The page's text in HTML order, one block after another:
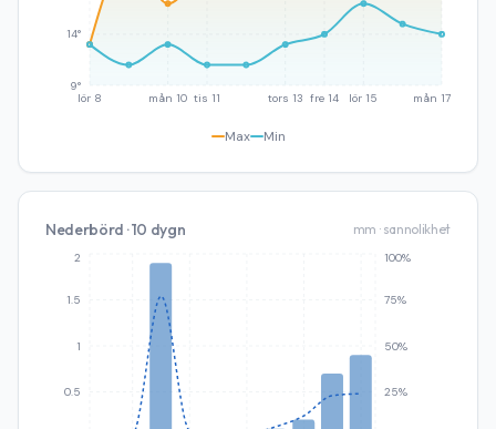
lör 8 mån 10 tis 11 tors 13 fre 14 lör 15 mån 17
9°
14°
Max Min
Nederbörd · 10 dygn mm · sannolikhet
0.5
1
1.5
2
25%
50%
75%
100%